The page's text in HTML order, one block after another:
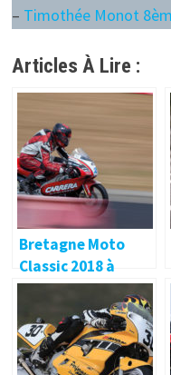
– Timothée Monot
Articles À Lire :
Bretagne Moto
Classic 2018 à
Plouay : Deuxième
édition : deuxième
succès !